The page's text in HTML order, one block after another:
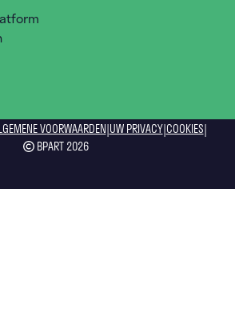
VOORWAARDEN|UW PRIVACY|COOKIES|
BPART 2026